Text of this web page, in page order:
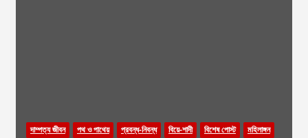
দাম্পত্য জীবন পথ ও পাথেয় প্রবন্ধ-নিবন্ধ বিয়ে-শাদী বিশেষ পোস্ট
মহিলাঙ্গন